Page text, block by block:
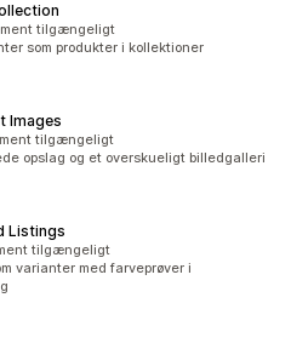
tilgængeligt
som produkter i kollektioner
Images
tilgængeligt
opslag og et overskueligt billedgalleri
Listings
tilgængeligt
varianter med farveprøver i